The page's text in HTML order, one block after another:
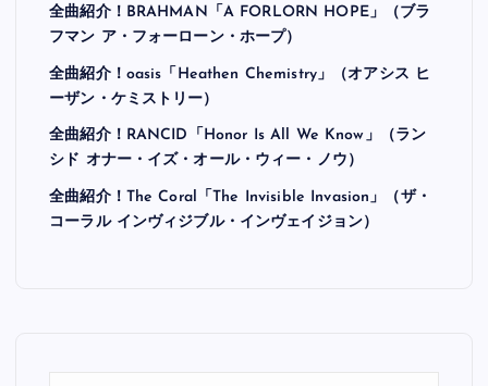
全曲紹介！BRAHMAN「A FORLORN HOPE」（ブラ
フマン ア・フォーローン・ホープ）
全曲紹介！oasis「Heathen Chemistry」（オアシス ヒ
ーザン・ケミストリー）
全曲紹介！RANCID「Honor Is All We Know」（ラン
シド オナー・イズ・オール・ウィー・ノウ）
全曲紹介！The Coral「The Invisible Invasion」（ザ・
コーラル インヴィジブル・インヴェイジョン）